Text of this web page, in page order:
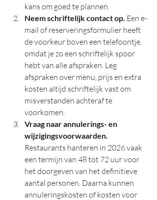
kans om goed te plannen.
Neem schriftelijk contact op. Een e-
mail of reserveringsformulier heeft
de voorkeur boven een telefoontje,
omdat je zo een schriftelijk spoor
hebt van alle afspraken. Leg
afspraken over menu, prijs en extra
kosten altijd schriftelijk vast om
misverstanden achteraf te
voorkomen.
Vraag naar annulerings- en
wijzigingsvoorwaarden.
Restaurants hanteren in 2026 vaak
een termijn van 48 tot 72 uur voor
het doorgeven van het definitieve
aantal personen. Daarna kunnen
annuleringskosten of kosten voor